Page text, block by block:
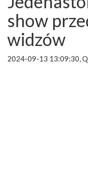
show
widzów
2024-09-13 13:09:30,